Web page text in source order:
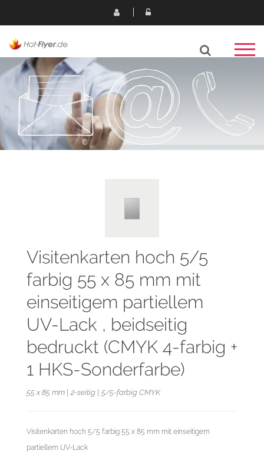
Visitenkarten hoch 5/5
farbig 55 x 85 mm mit
einseitigem partiellem
UV-Lack , beidseitig
bedruckt (CMYK 4-farbig +
1 HKS-Sonderfarbe)
55 x 85 mm | 2-seitig | 5/5-farbig CMYK
Visitenkarten hoch 5/5 farbig 55 x 85 mm mit einseitigem
partiellem UV-Lack